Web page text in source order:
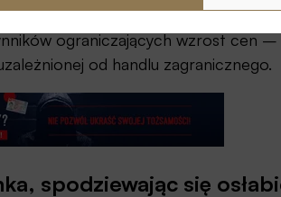
ograniczających wzrost cen
od handlu zagranicznego.
spodziewając się